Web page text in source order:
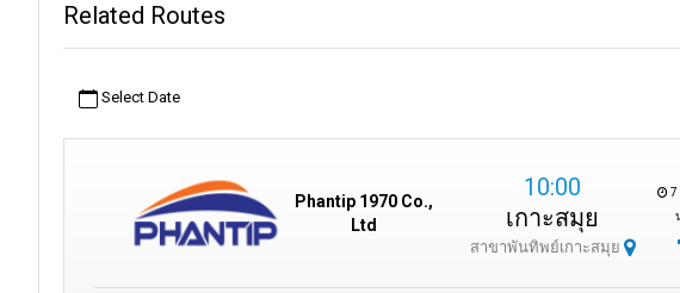
Related Routes
Select Date
Phantip 1970 Co.,
Ltd
10:00
เกาะสมุย
สาขาพันทิพย์เกาะสมุย
7